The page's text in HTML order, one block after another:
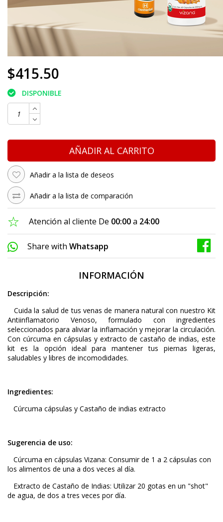
$415.50
DISPONIBLE
AÑADIR AL CARRITO
Añadir a la lista de deseos
Añadir a la lista de comparación
Atención al cliente De 00:00a 24:00
Share with Whatsapp
INFORMACIÓN
Descripción:
Cuida la salud de tus venas de manera natural con nuestro Kit
Antiinflamatorio Venoso, formulado con ingredientes
seleccionados para aliviar la inflamación y mejorar la circulación.
Con cúrcuma en cápsulas y extracto de castaño de indias, este
kit es la opción ideal para mantener tus piernas ligeras,
saludables y libres de incomodidades.
Ingredientes:
Cúrcuma cápsulas y Castaño de indias extracto
Sugerencia de uso:
Cúrcuma en cápsulas Vizana: Consumir de 1 a 2 cápsulas con
los alimentos de una a dos veces al día.
Extracto de Castaño de Indias: Utilizar 20 gotas en un "shot"
de agua, de dos a tres veces por día.